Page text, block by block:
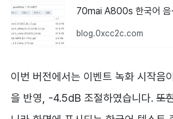
70mai A800s 한국어 음
blog.0xcc2c.com
이번 버전에서는 이벤트 녹화 시작음
을 반영, -4.5dB 조절하였습니다. 또